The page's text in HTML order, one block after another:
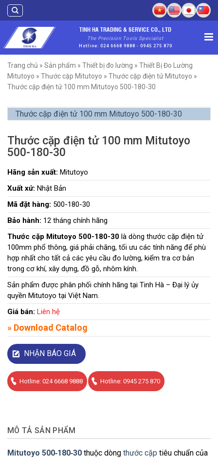
Skip
content
TINH HA TRADING & SERVICE CO., LTD
The Precision Tools Specialist
Hotline: 024 6668 9888 - 0945 275 870
Trang chủ » Sản phẩm » Thiết bị đo lường » Thiết Bị Đo Lường
Mitutoyo » Thước cặp Mitutoyo » Thước cặp điện tử Mitutoyo »
Thước cặp điện tử 100 mm Mitutoyo 500-180-30
Thước cặp điện tử 100 mm Mitutoyo
500-180-30
Hãng sản xuất: Mitutoyo
Xuất xứ: Nhật Bản
Mã đặt hàng: 500-180-30
Bảo hành: 12 tháng chính hãng
Thước cặp Mitutoyo 500-180-30 là dòng thước cặp điện tử
100mm phổ thông, giá phải chăng, tối ưu các tính năng để phù
hợp nhất cho tất cả các yêu cầu đo lường, kiểm tra cơ bản
trong cơ khí, xây dựng, đồ gỗ, nhôm kính.
Sản phẩm được phân phối chính hãng tại Tinh Hà – Đại lý ủy
quyền Mitutoyo tại Việt Nam.
Giá bán: Liên hệ
» Download Catalog
NHẬN BÁO GIÁ
Hotline: 024 6668 9888 Hotline: 0945 275 870
MÔ TẢ SẢN PHẨM
Mitutoyo 500‑180‑30 thuộc dòng thước cặp tiêu chuẩn của